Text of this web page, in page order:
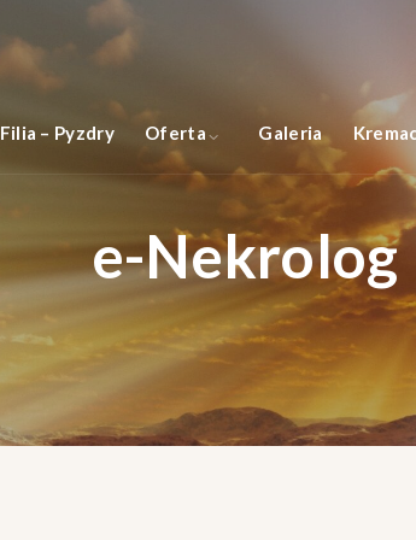
Filia – Pyzdry Oferta Galeria
e-Nekrolog